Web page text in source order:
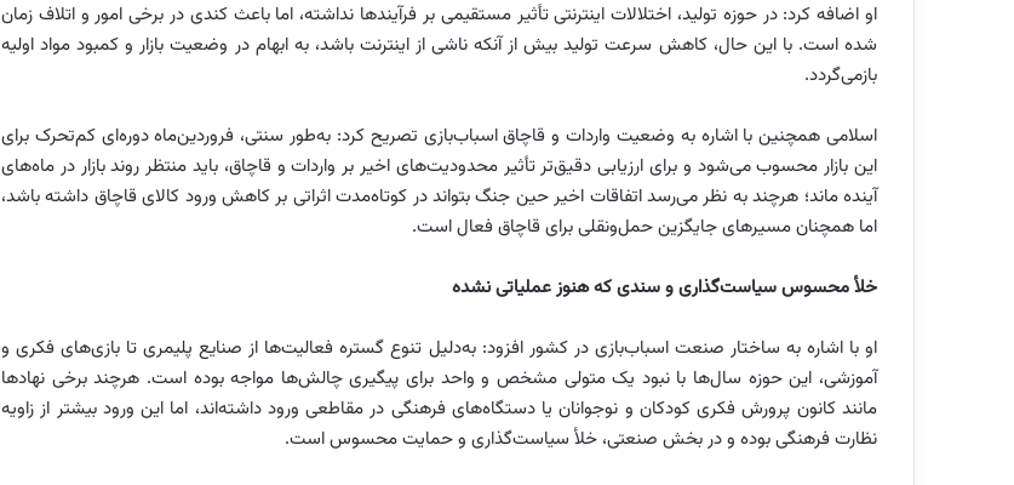
او اضافه کرد: در حوزه تولید، اختلالات اینترنتی تأثیر مستقیمی بر فرآیندها نداشته، اما باعث کندی در برخی امور و اتلاف زمان
شده است. با این حال، کاهش سرعت تولید بیش از آنکه ناشی از اینترنت باشد، به ابهام در وضعیت بازار و کمبود مواد اولیه
بازمی‌گردد.
اسلامی همچنین با اشاره به وضعیت واردات و قاچاق اسباب‌بازی تصریح کرد: به‌طور سنتی، فروردین‌ماه دوره‌ای کم‌تحرک برای
این بازار محسوب می‌شود و برای ارزیابی دقیق‌تر تأثیر محدودیت‌های اخیر بر واردات و قاچاق، باید منتظر روند بازار در ماه‌های
آینده ماند؛ هرچند به نظر می‌رسد اتفاقات اخیر حین جنگ بتواند در کوتاه‌مدت اثراتی بر کاهش ورود کالای قاچاق داشته باشد،
اما همچنان مسیرهای جایگزین حمل‌ونقلی برای قاچاق فعال است.
خلأ محسوس سیاست‌گذاری و سندی که هنوز عملیاتی نشده
او با اشاره به ساختار صنعت اسباب‌بازی در کشور افزود: به‌دلیل تنوع گستره فعالیت‌ها از صنایع پلیمری تا بازی‌های فکری و
آموزشی، این حوزه سال‌ها با نبود یک متولی مشخص و واحد برای پیگیری چالش‌ها مواجه بوده است. هرچند برخی نهادها
مانند کانون پرورش فکری کودکان و نوجوانان یا دستگاه‌های فرهنگی در مقاطعی ورود داشته‌اند، اما این ورود بیشتر از زاویه
نظارت فرهنگی بوده و در بخش صنعتی، خلأ سیاست‌گذاری و حمایت محسوس است.